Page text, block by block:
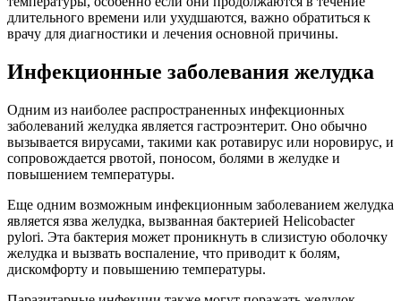
длительного времени или ухудшаются, важно обратиться к
врачу для диагностики и лечения основной причины.
Инфекционные заболевания желудка
Одним из наиболее распространенных инфекционных
заболеваний желудка является гастроэнтерит. Оно обычно
вызывается вирусами, такими как ротавирус или норовирус, и
сопровождается рвотой, поносом, болями в желудке и
повышением температуры.
Еще одним возможным инфекционным заболеванием желудка
является язва желудка, вызванная бактерией Helicobacter
pylori. Эта бактерия может проникнуть в слизистую оболочку
желудка и вызвать воспаление, что приводит к болям,
дискомфорту и повышению температуры.